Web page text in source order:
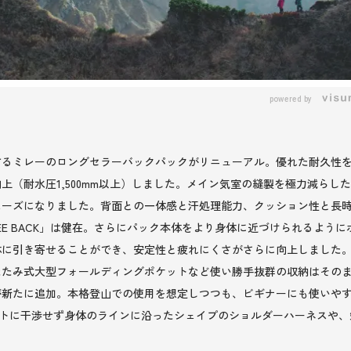
powered by
ミレーのロングセラーバックパックがリニューアル。優れた耐久性
（耐水圧1,500mm以上）しました。メイン気室の縫製を極力減らし
ズになりました。背面との一体感と汗処理能力、クッション性と長
BACK」は健在。さらにパック本体をより身体に近づけられるよう
引き寄せることができ、安定性と疲れにくさがさらに向上しました
み式大型フォールディングポケットなど使い勝手抜群の収納はその
たに追加。本格登山での使用を想定しつつも、ビギナーにも使いや
に干渉せず身体のラインに沿ったシェイプのショルダーハーネスや